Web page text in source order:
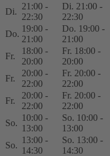
Di.
21:00 -
22:30
Di. 21:00 -
22:30
Do.
19:00 -
21:00
Do. 19:00 -
21:00
Fr.
18:00 -
20:00
Fr. 18:00 -
20:00
Fr.
20:00 -
22:00
Fr. 20:00 -
22:00
Fr.
20:00 -
22:00
Fr. 20:00 -
22:00
So.
10:00 -
13:00
So. 10:00 -
13:00
So.
13:00 -
14:30
So. 13:00 -
14:30